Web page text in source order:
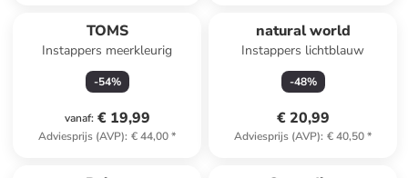
TOMS
Instappers meerkleurig
-54%
vanaf: € 19,99
Adviesprijs (AVP): € 44,00*
natural world
Instappers lichtblauw
-48%
€ 20,99
Adviesprijs (AVP): € 40,50*